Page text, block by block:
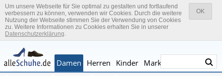
OK
Um unsere Webseite für Sie optimal zu gestalten und fortlaufend
verbessern zu können, verwenden wir Cookies. Durch die weitere
Nutzung der Webseite stimmen Sie der Verwendung von Cookies
zu. Weitere Informationen zu Cookies erhalten Sie in unserer
Datenschutzerklärung.
Damen Herren Kinder Marken